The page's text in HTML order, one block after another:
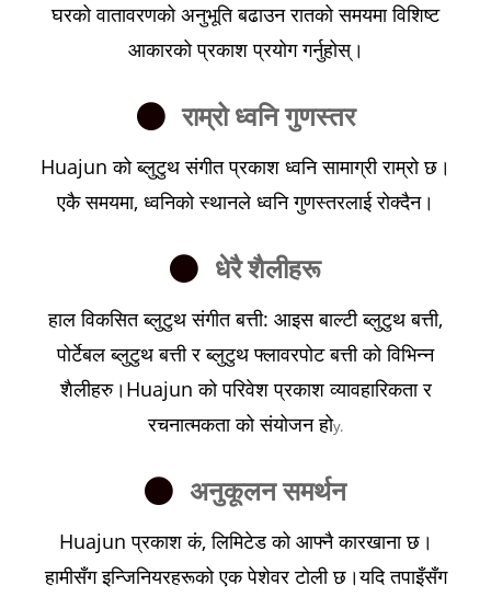
घरको वातावरणको अनुभूति बढाउन रातको समयमा विशिष्ट
आकारको प्रकाश प्रयोग गर्नुहोस्।
राम्रो ध्वनि गुणस्तर
Huajun को ब्लुटुथ संगीत प्रकाश ध्वनि सामाग्री राम्रो छ।
एकै समयमा, ध्वनिको स्थानले ध्वनि गुणस्तरलाई रोक्दैन।
धेरै शैलीहरू
हाल विकसित ब्लुटुथ संगीत बत्ती: आइस बाल्टी ब्लुटुथ बत्ती,
पोर्टेबल ब्लुटुथ बत्ती र ब्लुटुथ फ्लावरपोट बत्ती को विभिन्न
शैलीहरु।Huajun को परिवेश प्रकाश व्यावहारिकता र
रचनात्मकता को संयोजन होy.
अनुकूलन समर्थन
Huajun प्रकाश कं, लिमिटेड को आफ्नै कारखाना छ।
हामीसँग इन्जिनियरहरूको एक पेशेवर टोली छ।यदि तपाइँसँग